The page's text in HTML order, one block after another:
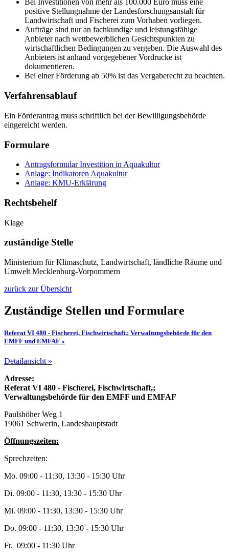
Bei Investitionen von mehr als 100.000 Euro muss eine
positive Stellungnahme der Landesforschungsanstalt für
Landwirtschaft und Fischerei zum Vorhaben vorliegen.
Aufträge sind nur an fachkundige und leistungsfähige
Anbieter nach wettbewerblichen Gesichtspunkten zu
wirtschaftlichen Bedingungen zu vergeben. Die Auswahl des
Anbieters ist anhand vorgegebener Vordrucke ist
dokumentieren.
Bei einer Förderung ab 50% ist das Vergaberecht zu beachten.
Verfahrensablauf
Ein Förderantrag muss schriftlich bei der Bewilligungsbehörde
eingereicht werden.
Formulare
Antragsformular Investition in Aquakultur
Anlage: Indikatoren Aquakultur
Anlage: KMU-Erklärung
Rechtsbehelf
Klage
zuständige Stelle
Ministerium für Klimaschutz, Landwirtschaft, ländliche Räume und
Umwelt Mecklenburg-Vorpommern
zurück zur Übersicht
Zuständige Stellen und Formulare
Referat VI 480 - Fischerei, Fischwirtschaft,; Verwaltungsbehörde für den
EMFF und EMFAF »
Detailansicht »
Adresse:
Referat VI 480 - Fischerei, Fischwirtschaft,;
Verwaltungsbehörde für den EMFF und EMFAF
Paulshöher Weg 1
19061 Schwerin, Landeshauptstadt
Öffnungszeiten:
Sprechzeiten:
Mo. 09:00 - 11:30, 13:30 - 15:30 Uhr
Di. 09:00 - 11:30, 13:30 - 15:30 Uhr
Mi. 09:00 - 11:30, 13:30 - 15:30 Uhr
Do. 09:00 - 11:30, 13:30 - 15:30 Uhr
Fr. 09:00 - 11:30 Uhr